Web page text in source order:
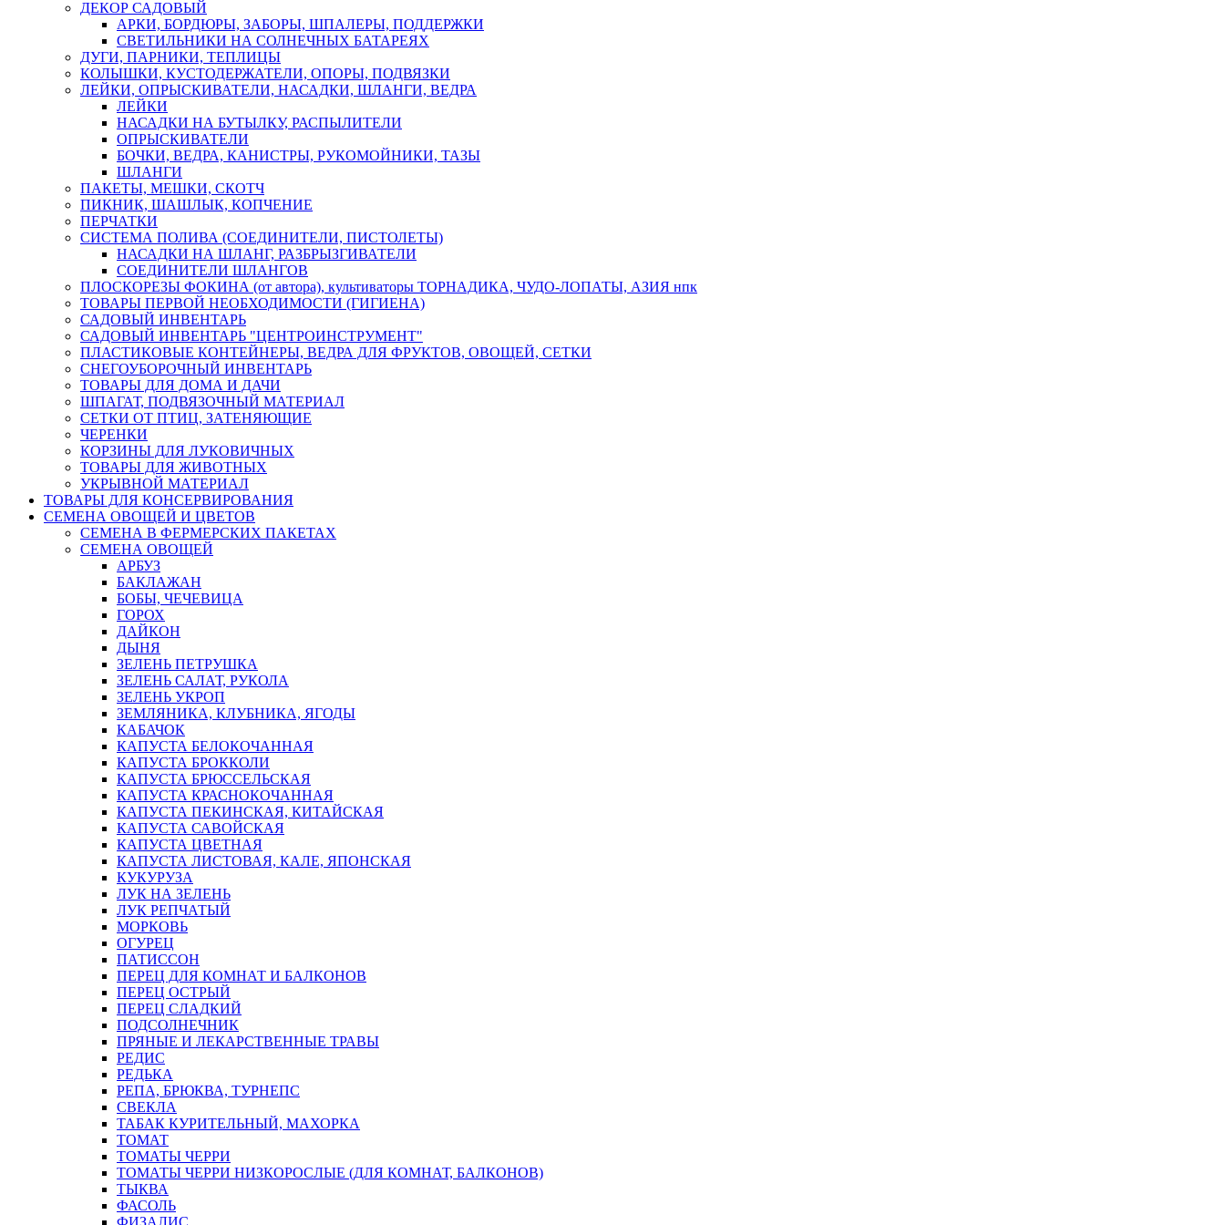
ДЕКОР САДОВЫЙ
АРКИ, БОРДЮРЫ, ЗАБОРЫ, ШПАЛЕРЫ, ПОДДЕРЖКИ
СВЕТИЛЬНИКИ НА СОЛНЕЧНЫХ БАТАРЕЯХ
ДУГИ, ПАРНИКИ, ТЕПЛИЦЫ
КОЛЫШКИ, КУСТОДЕРЖАТЕЛИ, ОПОРЫ, ПОДВЯЗКИ
ЛЕЙКИ, ОПРЫСКИВАТЕЛИ, НАСАДКИ, ШЛАНГИ, ВЕДРА
ЛЕЙКИ
НАСАДКИ НА БУТЫЛКУ, РАСПЫЛИТЕЛИ
ОПРЫСКИВАТЕЛИ
БОЧКИ, ВЕДРА, КАНИСТРЫ, РУКОМОЙНИКИ, ТАЗЫ
ШЛАНГИ
ПАКЕТЫ, МЕШКИ, СКОТЧ
ПИКНИК, ШАШЛЫК, КОПЧЕНИЕ
ПЕРЧАТКИ
СИСТЕМА ПОЛИВА (СОЕДИНИТЕЛИ, ПИСТОЛЕТЫ)
НАСАДКИ НА ШЛАНГ, РАЗБРЫЗГИВАТЕЛИ
СОЕДИНИТЕЛИ ШЛАНГОВ
ПЛОСКОРЕЗЫ ФОКИНА (от автора), культиваторы ТОРНАДИКА, ЧУДО-ЛОПАТЫ, АЗИЯ нпк
ТОВАРЫ ПЕРВОЙ НЕОБХОДИМОСТИ (ГИГИЕНА)
САДОВЫЙ ИНВЕНТАРЬ
САДОВЫЙ ИНВЕНТАРЬ "ЦЕНТРОИНСТРУМЕНТ"
ПЛАСТИКОВЫЕ КОНТЕЙНЕРЫ, ВЕДРА ДЛЯ ФРУКТОВ, ОВОЩЕЙ, СЕТКИ
СНЕГОУБОРОЧНЫЙ ИНВЕНТАРЬ
ТОВАРЫ ДЛЯ ДОМА И ДАЧИ
ШПАГАТ, ПОДВЯЗОЧНЫЙ МАТЕРИАЛ
СЕТКИ ОТ ПТИЦ, ЗАТЕНЯЮЩИЕ
ЧЕРЕНКИ
КОРЗИНЫ ДЛЯ ЛУКОВИЧНЫХ
ТОВАРЫ ДЛЯ ЖИВОТНЫХ
УКРЫВНОЙ МАТЕРИАЛ
ТОВАРЫ ДЛЯ КОНСЕРВИРОВАНИЯ
СЕМЕНА ОВОЩЕЙ И ЦВЕТОВ
СЕМЕНА В ФЕРМЕРСКИХ ПАКЕТАХ
СЕМЕНА ОВОЩЕЙ
АРБУЗ
БАКЛАЖАН
БОБЫ, ЧЕЧЕВИЦА
ГОРОХ
ДАЙКОН
ДЫНЯ
ЗЕЛЕНЬ ПЕТРУШКА
ЗЕЛЕНЬ САЛАТ, РУКОЛА
ЗЕЛЕНЬ УКРОП
ЗЕМЛЯНИКА, КЛУБНИКА, ЯГОДЫ
КАБАЧОК
КАПУСТА БЕЛОКОЧАННАЯ
КАПУСТА БРОККОЛИ
КАПУСТА БРЮССЕЛЬСКАЯ
КАПУСТА КРАСНОКОЧАННАЯ
КАПУСТА ПЕКИНСКАЯ, КИТАЙСКАЯ
КАПУСТА САВОЙСКАЯ
КАПУСТА ЦВЕТНАЯ
КАПУСТА ЛИСТОВАЯ, КАЛЕ, ЯПОНСКАЯ
КУКУРУЗА
ЛУК НА ЗЕЛЕНЬ
ЛУК РЕПЧАТЫЙ
МОРКОВЬ
ОГУРЕЦ
ПАТИССОН
ПЕРЕЦ ДЛЯ КОМНАТ И БАЛКОНОВ
ПЕРЕЦ ОСТРЫЙ
ПЕРЕЦ СЛАДКИЙ
ПОДСОЛНЕЧНИК
ПРЯНЫЕ И ЛЕКАРСТВЕННЫЕ ТРАВЫ
РЕДИС
РЕДЬКА
РЕПА, БРЮКВА, ТУРНЕПС
СВЕКЛА
ТАБАК КУРИТЕЛЬНЫЙ, МАХОРКА
ТОМАТ
ТОМАТЫ ЧЕРРИ
ТОМАТЫ ЧЕРРИ НИЗКОРОСЛЫЕ (ДЛЯ КОМНАТ, БАЛКОНОВ)
ТЫКВА
ФАСОЛЬ
ФИЗАЛИС